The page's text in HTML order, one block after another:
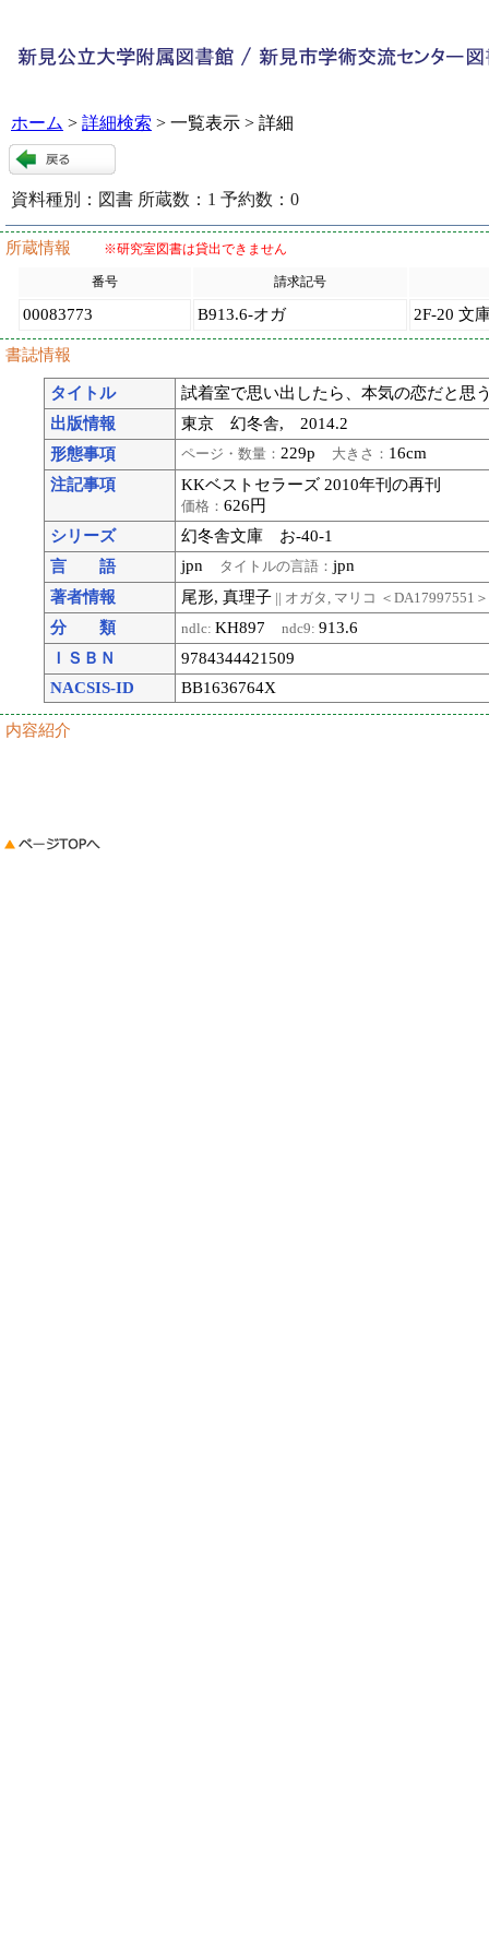
ホーム > 詳細検索 > 一覧表示 > 詳細
資料種別： 図書 所蔵数： 1 予約数： 0
所蔵情報 ※研究室図書は貸出できません
番号 請求記号
00083773 B913.6-オガ 2F-20 文
書誌情報
タイトル
試着室で思い出したら、本気の恋だと思
出版情報
東京 幻冬舎, 2014.2
形態事項
ページ・数量： 229p 大きさ： 16cm
注記事項
KKベストセラーズ 2010年刊の再刊
価格：626円
シリーズ
幻冬舎文庫 お-40-1
言 語
jpn タイトルの言語：jpn
著者情報
尾形, 真理子 || オガタ, マリコ ＜DA17997551＞
分 類 ndlc:KH897ndc9:913.6
ＩＳＢＮ
9784344421509
NACSIS-ID
BB1636764X
内容紹介